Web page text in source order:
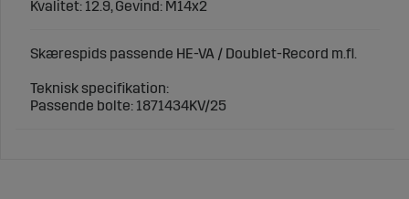
Kvalitet: 12.9, Gevind: M14x2
Skærespids passende HE-VA / Doublet-Record m.fl.
Teknisk specifikation:
Passende bolte: 1871434KV/25